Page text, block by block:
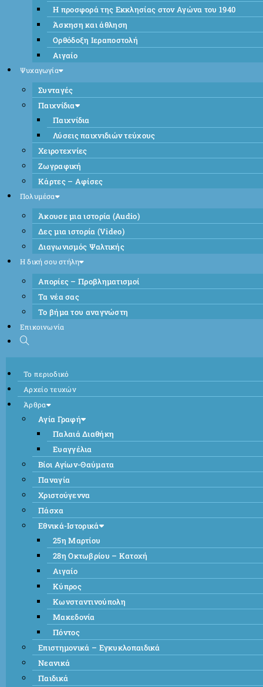
Η προσφορά της Εκκλησίας στον Αγώνα του 1940
Άσκηση και άθληση
Ορθόδοξη Ιεραποστολή
Αιγαίο
Ψυχαγωγία
Συνταγές
Παιχνίδια
Παιχνίδια
Λύσεις παιχνιδιών τεύχους
Χειροτεχνίες
Ζωγραφική
Κάρτες – Αφίσες
Πολυμέσα
Άκουσε μια ιστορία (Audio)
Δες μια ιστορία (Video)
Διαγωνισμός Ψαλτικής
Η δική σου στήλη
Απορίες – Προβληματισμοί
Τα νέα σας
Το βήμα του αναγνώστη
Επικοινωνία
Το περιοδικό
Αρχείο τευχών
Άρθρα
Αγία Γραφή
Παλαιά Διαθήκη
Ευαγγέλια
Βίοι Αγίων-Θαύματα
Παναγία
Χριστούγεννα
Πάσχα
Εθνικά-Ιστορικά
25η Μαρτίου
28η Οκτωβρίου – Κατοχή
Αιγαίο
Κύπρος
Κωνσταντινούπολη
Μακεδονία
Πόντος
Επιστημονικά – Εγκυκλοπαιδικά
Νεανικά
Παιδικά